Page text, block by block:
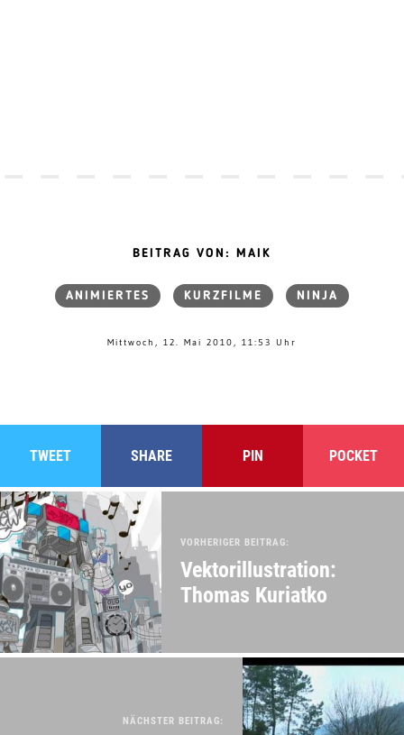
BEITRAG VON: MAIK
ANIMIERTES KURZFILME NINJA
Mittwoch, 12. Mai 2010, 11:53 Uhr
TWEET SHARE PIN POCKET
VORHERIGER BEITRAG:
Vektorillustration:
Thomas Kuriatko
NÄCHSTER BEITRAG: